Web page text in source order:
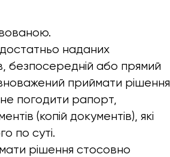
наданих
безпосередній або прямий
приймати рішення
погодити рапорт,
(копій документів), які
по суті.
рішення стосовно